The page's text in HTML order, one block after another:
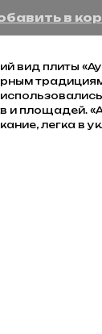
в
вид плиты
и площадей.
легка в